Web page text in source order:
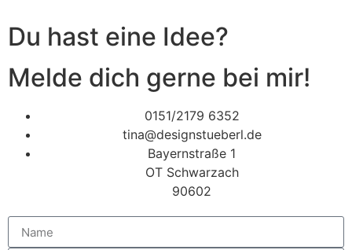
Du hast eine Idee?
Melde dich gerne bei mir!
0151/2179 6352
tina@designstueberl.de
Bayernstraße 1
OT Schwarzach
90602